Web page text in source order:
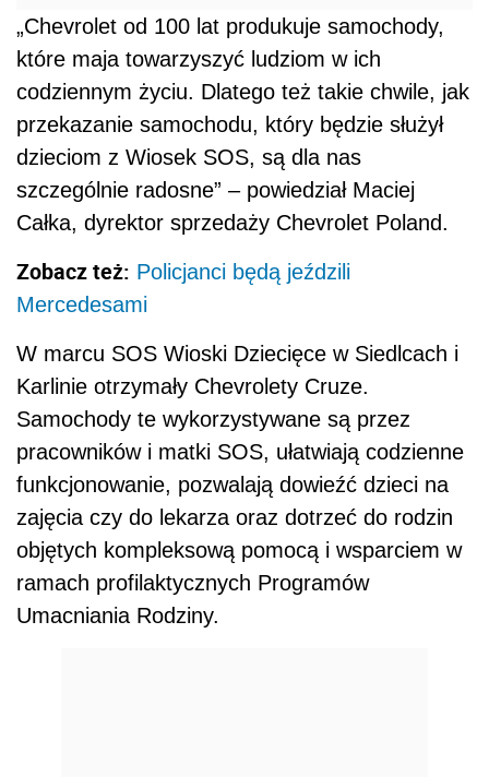
„Chevrolet od 100 lat produkuje samochody,
które maja towarzyszyć ludziom w ich
codziennym życiu. Dlatego też takie chwile, jak
przekazanie samochodu, który będzie służył
dzieciom z Wiosek SOS, są dla nas
szczególnie radosne” – powiedział Maciej
Całka, dyrektor sprzedaży Chevrolet Poland.
Zobacz też: Policjanci będą jeździli
Mercedesami
W marcu SOS Wioski Dziecięce w Siedlcach i
Karlinie otrzymały Chevrolety Cruze.
Samochody te wykorzystywane są przez
pracowników i matki SOS, ułatwiają codzienne
funkcjonowanie, pozwalają dowieźć dzieci na
zajęcia czy do lekarza oraz dotrzeć do rodzin
objętych kompleksową pomocą i wsparciem w
ramach profilaktycznych Programów
Umacniania Rodziny.